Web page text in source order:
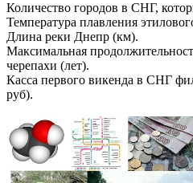
Количество городов в СНГ,
Температура плавления
Длина реки Днепр (км).
Максимальная
черепахи (лет).
Касса первого викенда в СНГ
руб).